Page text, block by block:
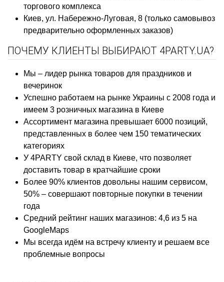
торгового комплекса
Киев, ул. Набережно-Луговая, 8 (только самовывоз
предварительно оформленных заказов)
ПОЧЕМУ КЛИЕНТЫ ВЫБИРАЮТ 4PARTY.UA?
Мы – лидер рынка товаров для праздников и
вечеринок
Успешно работаем на рынке Украины с 2008 года и
имеем 3 розничных магазина в Киеве
Ассортимент магазина превышает 6000 позиций,
представленных в более чем 150 тематических
категориях
У 4PARTY свой склад в Киеве, что позволяет
доставить товар в кратчайшие сроки
Более 90% клиентов довольны нашим сервисом,
50% – совершают повторные покупки в течении
года
Средний рейтинг наших магазинов: 4,6 из 5 на
GoogleMaps
Мы всегда идём на встречу клиенту и решаем все
проблемные вопросы